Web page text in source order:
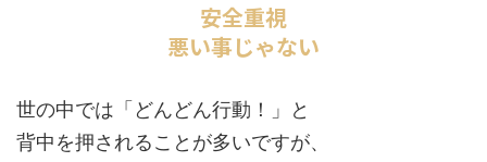
安全重視
悪い事じゃない
世の中では「どんどん行動！」と
背中を押されることが多いですが、